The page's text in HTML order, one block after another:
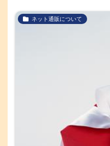
ネット通販について